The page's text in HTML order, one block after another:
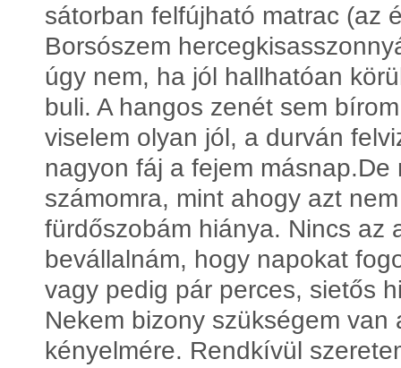
sátorban felfújható matrac (az
Borsószem
úgy nem, ha jól hallhatóan
buli. A hangos zenét sem
viselem olyan jól, a durván
nagyon fáj a fejem
számomra, mint ahogy azt
fürdőszobám hiánya. Nincs az
bevállalnám, hogy napokat
vagy pedig pár perces, sietős
Nekem bizony szükségem
kényelmére. Rendkívül